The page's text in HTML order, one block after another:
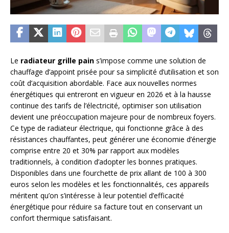
Le radiateur grille pain s’impose comme une solution de
chauffage d’appoint prisée pour sa simplicité d’utilisation et son
coût d’acquisition abordable. Face aux nouvelles normes
énergétiques qui entreront en vigueur en 2026 et à la hausse
continue des tarifs de l’électricité, optimiser son utilisation
devient une préoccupation majeure pour de nombreux foyers.
Ce type de radiateur électrique, qui fonctionne grâce à des
résistances chauffantes, peut générer une économie d’énergie
comprise entre 20 et 30% par rapport aux modèles
traditionnels, à condition d’adopter les bonnes pratiques.
Disponibles dans une fourchette de prix allant de 100 à 300
euros selon les modèles et les fonctionnalités, ces appareils
méritent qu’on s’intéresse à leur potentiel d’efficacité
énergétique pour réduire sa facture tout en conservant un
confort thermique satisfaisant.